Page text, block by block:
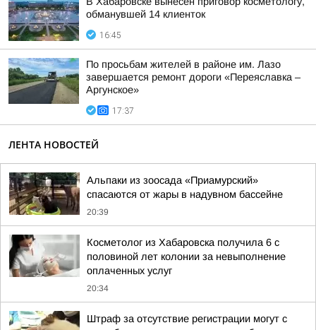
обманувшей 14 клиенток
16:45
По просьбам жителей в районе им. Лазо
завершается ремонт дороги «Переяславка –
Аргунское»
17:37
ЛЕНТА НОВОСТЕЙ
Альпаки из зоосада «Приамурский»
спасаются от жары в надувном бассейне
20:39
Косметолог из Хабаровска получила 6 с
половиной лет колонии за невыполнение
оплаченных услуг
20:34
Штраф за отсутствие регистрации могут с